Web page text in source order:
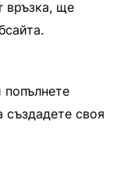
връзка, ще
попълнете
създадете своя